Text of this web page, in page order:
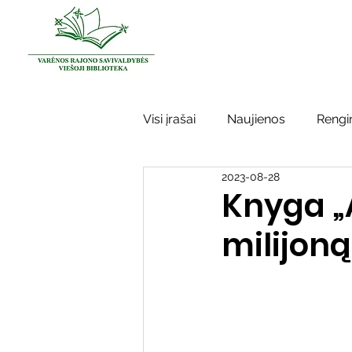
Visi įrašai Naujienos
Kraštotyros darbai
Sidabrinės bitės Garbės
Knyga
2023-08-28